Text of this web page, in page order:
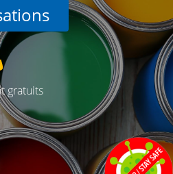
gratuits